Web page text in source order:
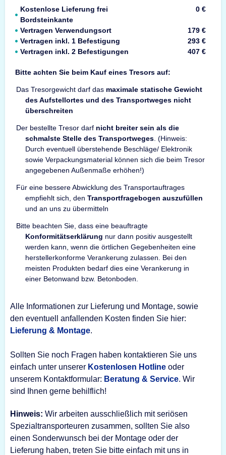
Kostenlose Lieferung frei
Bordsteinkante
0 €
Vertragen Verwendungsort
179 €
Vertragen inkl. 1 Befestigung
293 €
Vertragen inkl. 2 Befestigungen
407 €
Bitte achten Sie beim Kauf eines Tresors auf:
Das Tresorgewicht darf das maximale statische Gewicht
des Aufstellortes und des Transportweges nicht
überschreiten
Der bestellte Tresor darf nicht breiter sein als die
schmalste Stelle des Transportweges . (Hinweis:
Durch eventuell überstehende Beschläge/ Elektronik
sowie Verpackungsmaterial können sich die beim Tresor
angegebenen Außenmaße erhöhen!)
Für eine bessere Abwicklung des Transportauftrages
empfiehlt sich, den Transportfragebogen auszufüllen
und an uns zu übermitteln
Bitte beachten Sie, dass eine beauftragte
Konformitätserklärung nur dann positiv ausgestellt
werden kann, wenn die örtlichen Gegebenheiten eine
herstellerkonforme Verankerung zulassen. Bei den
meisten Produkten bedarf dies eine Verankerung in
einer Betonwand bzw. Betonboden.
Alle Informationen zur Lieferung und Montage, sowie
den eventuell anfallenden Kosten finden Sie hier:
Lieferung & Montage.
Sollten Sie noch Fragen haben kontaktieren Sie uns
einfach unter unserer Kostenlosen Hotline oder
unserem Kontaktformular: Beratung & Service. Wir
sind Ihnen gerne behilflich!
Hinweis: Wir arbeiten ausschließlich mit seriösen
Spezialtransporteuren zusammen, sollten Sie also
einen Sonderwunsch bei der Montage oder der
Lieferung haben, treten Sie bitte einfach mit uns in